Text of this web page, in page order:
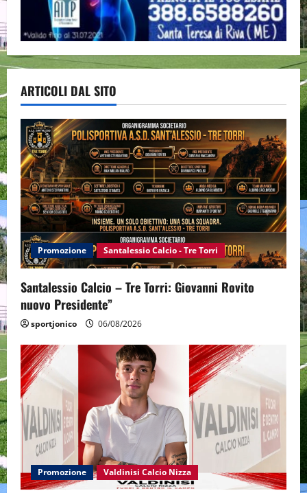
ARTICOLI DAL SITO
Promozione Santalessio Calcio - Tre Torri
Santalessio Calcio – Tre Torri: Giovanni Rovito
nuovo Presidente”
sportjonico 06/08/2026
Promozione Valdinisi Calcio Nizza